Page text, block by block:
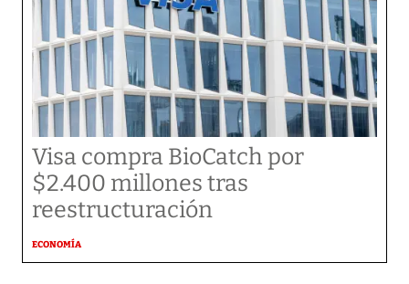
Visa compra BioCatch por
$2.400 millones tras
reestructuración
ECONOMÍA